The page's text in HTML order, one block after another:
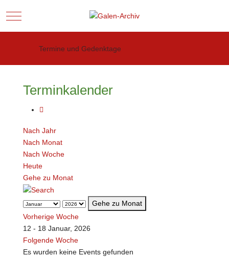
Mobile Menu Toggle
Termine und Gedenktage
Terminkalender
Nach Jahr
Nach Monat
Nach Woche
Heute
Gehe zu Monat
Gehe zu Monat
Vorherige Woche
12 - 18 Januar, 2026
Folgende Woche
Es wurden keine Events gefunden